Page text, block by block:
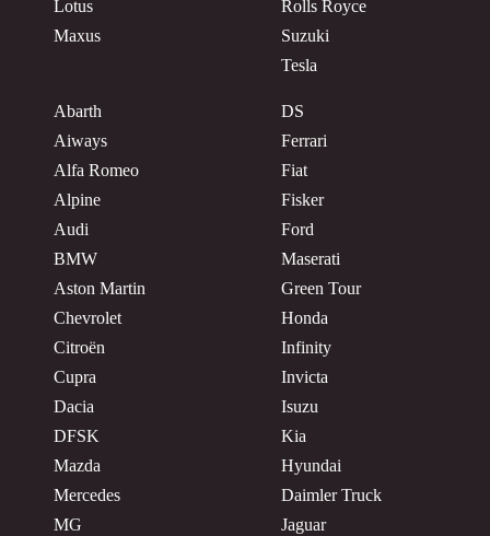
Lotus
Maxus
Abarth
Aiways
Alfa Romeo
Alpine
Audi
BMW
Aston Martin
Chevrolet
Citroën
Cupra
Dacia
DFSK
Mazda
Mercedes
MG
DS
Ferrari
Fiat
Fisker
Ford
Maserati
Green Tour
Honda
Infinity
Invicta
Isuzu
Kia
Hyundai
Daimler Truck
Jaguar
Rolls Royce
Suzuki
Tesla